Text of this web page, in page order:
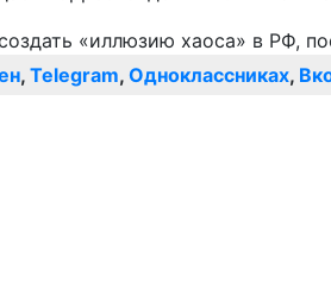
, Telegram, Одноклассниках,